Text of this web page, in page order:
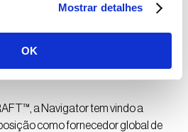
Mostrar detalhes
OK
baseadas na fibra de
dos produtos de baixas
a Navigator tem vindo a
como fornecedor global de